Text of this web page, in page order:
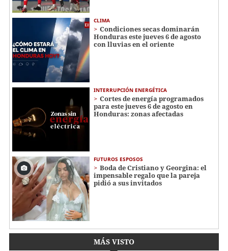
CLIMA
Condiciones secas dominarán
Honduras este jueves 6 de agosto
con lluvias en el oriente
INTERRUPCIÓN ENERGÉTICA
Cortes de energía programados
para este jueves 6 de agosto en
Honduras: zonas afectadas
FUTUROS ESPOSOS
Boda de Cristiano y Georgina: el
impensable regalo que la pareja
pidió a sus invitados
MÁS VISTO